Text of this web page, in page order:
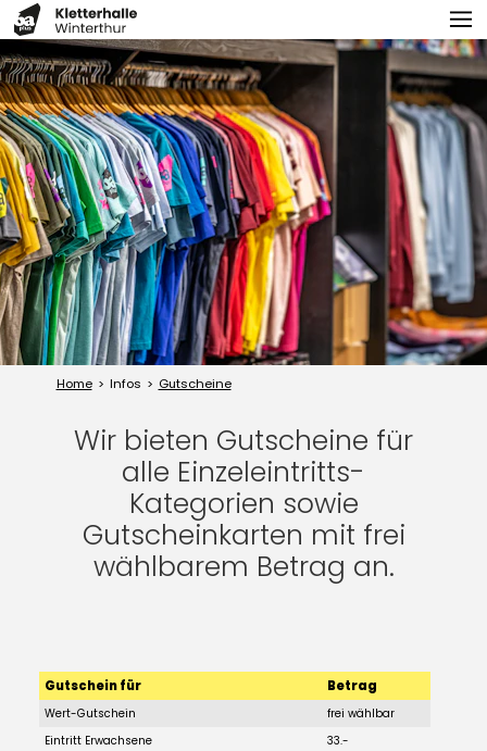
Home Infos Gutscheine
Wir bieten Gutscheine für
alle Einzeleintritts-
Kategorien sowie
Gutscheinkarten mit frei
wählbarem Betrag an.
Gutschein für Betrag
Wert-Gutschein
frei wählbar
Eintritt Erwachsene
33.-